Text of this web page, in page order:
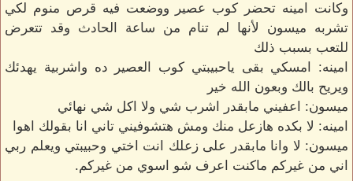
وكانت امينه تحضر كوب عصير ووضعت فيه قرص منوم لكي
تشربه ميسون لأنها لم تنام من ساعة الحادث وقد تتعرض
للتعب بسبب ذلك
امينه: امسكي بقى ياحبيبتي كوب العصير ده واشربية يهدئك
ويريح بالك وبعون الله خير
ميسون: اعفيني مابقدر اشرب شي ولا اكل شي نهائي
امينه: لا بكده هازعل منك ومش هتشوفيني تاني انا بقولك اهوا
ميسون: لا وانا مابقدر على زعلك انت اختي وحبيبتي ويعلم ربي
اني من غيركم ماكنت اعرف شو اسوي من غيركم.